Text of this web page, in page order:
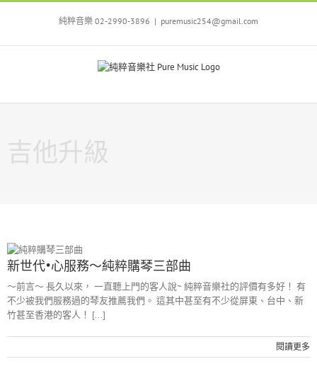
Skip
純粹音樂 02-2990-3896 | puremusic254@gmail.com
吉他升級
新世代•心服務～純粹購琴三部曲
～前言～ 長久以來， 一直聽上門的客人說~ 純粹音樂社的評價有多好！ 有
不少被我們服務過的琴友推薦我們。 這其中甚至有不少從屏東、台中、新
竹甚至香港的客人！ [...]
閱讀更多